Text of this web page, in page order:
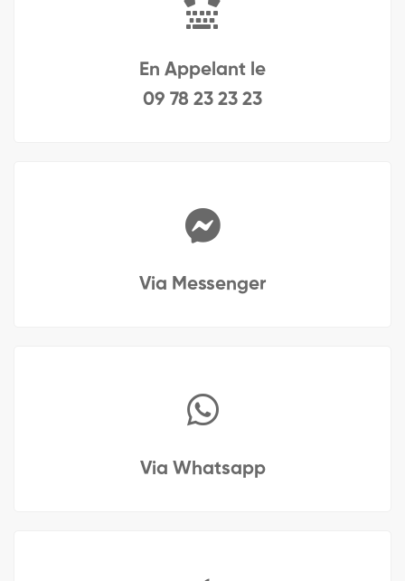
En Appelant le
09 78 23 23 23
Via Messenger
Via Whatsapp